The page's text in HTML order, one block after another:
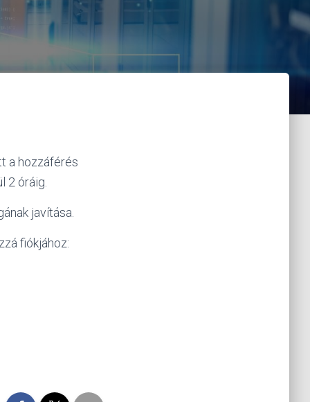
a hozzáférés
2 óráig.
javítása.
fiókjához: